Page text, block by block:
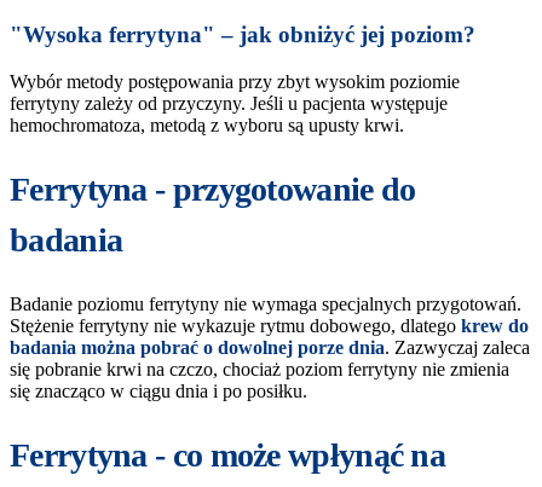
"Wysoka ferrytyna" – jak obniżyć jej poziom?
Wybór metody postępowania przy zbyt wysokim poziomie
ferrytyny zależy od przyczyny. Jeśli u pacjenta występuje
hemochromatoza, metodą z wyboru są upusty krwi.
Ferrytyna - przygotowanie do
badania
Badanie poziomu ferrytyny nie wymaga specjalnych przygotowań.
Stężenie ferrytyny nie wykazuje rytmu dobowego, dlatego krew do
badania można pobrać o dowolnej porze dnia. Zazwyczaj zaleca
się pobranie krwi na czczo, chociaż poziom ferrytyny nie zmienia
się znacząco w ciągu dnia i po posiłku.
Ferrytyna - co może wpłynąć na